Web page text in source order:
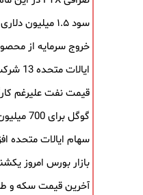
سود ۱.۵ میلیون دلاری یک معامله ‌گر از یک میم‌ کوین سولانا طی ۵ روز
خروج سرمایه از
ایالات متحده 13 شرکت در چین را به لیست تایید نشده اضافه می کند
قیمت نفت علیرغم
گوگل برای 700 میلیون دلار به دادگاه رسیدگی می کند
سهام ایالات متحده
بازار بورس امروز یکشنبه – ۱۹
آخرین قیمت سکه و طلا